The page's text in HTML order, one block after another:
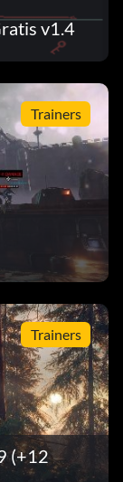
v1.4
Trainers
Trainers
(+12